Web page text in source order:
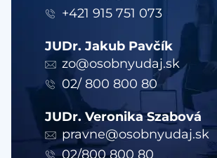
+421 915 751 073
JUDr. Jakub Pavčík
zo@osobnyudaj.sk
02/ 800 800 80
JUDr. Veronika Szabová
pravne@osobnyudaj.sk
02/800 800 80